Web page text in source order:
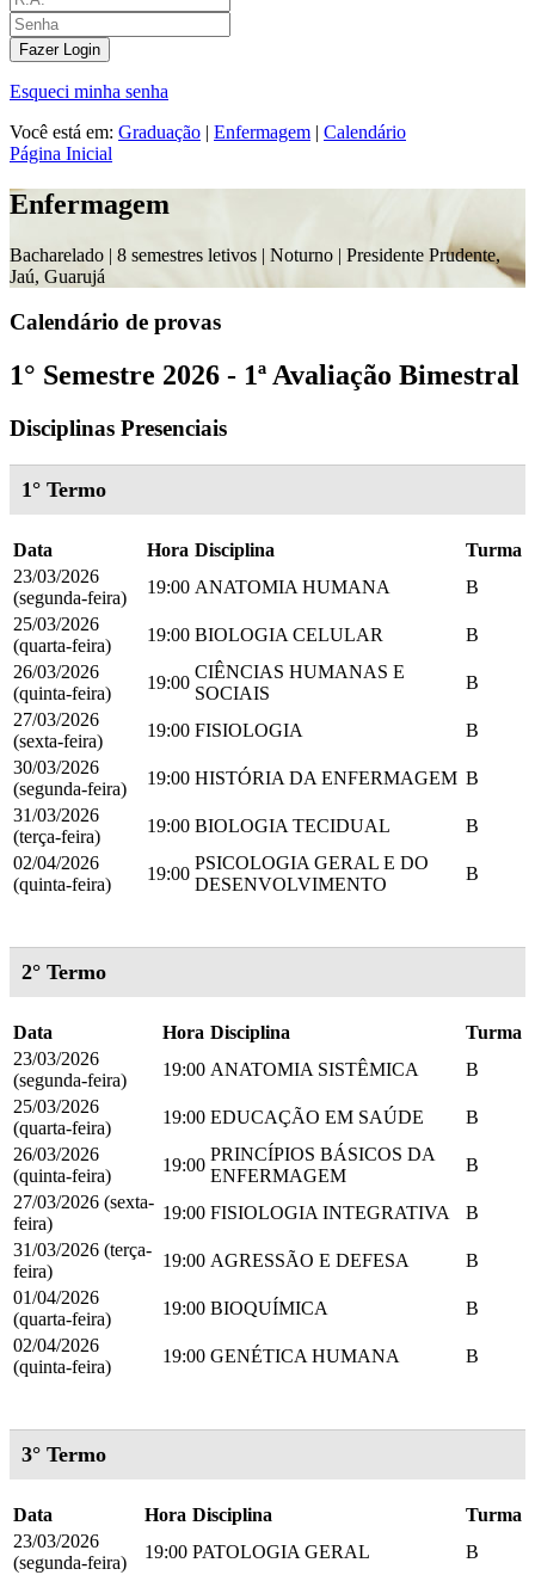
Fazer Login
Esqueci minha senha
Você está em: Graduação | Enfermagem | Calendário
Página Inicial
Enfermagem
Bacharelado | 8 semestres letivos | Noturno | Presidente Prudente,
Jaú, Guarujá
Calendário de provas
1° Semestre 2026 - 1ª Avaliação Bimestral
Disciplinas Presenciais
1° Termo
Data Hora Disciplina
Turma
23/03/2026
(segunda-feira)
19:00 ANATOMIA HUMANA
B
25/03/2026
(quarta-feira)
19:00 BIOLOGIA CELULAR
B
26/03/2026
(quinta-feira)
19:00
CIÊNCIAS HUMANAS E
SOCIAIS
B
27/03/2026
(sexta-feira)
19:00 FISIOLOGIA
B
30/03/2026
(segunda-feira)
19:00 HISTÓRIA DA ENFERMAGEM B
31/03/2026
(terça-feira)
19:00 BIOLOGIA TECIDUAL
B
02/04/2026
(quinta-feira)
19:00
PSICOLOGIA GERAL E DO
DESENVOLVIMENTO
B
2° Termo
Data Hora Disciplina
Turma
23/03/2026
(segunda-feira)
19:00 ANATOMIA SISTÊMICA
B
25/03/2026
(quarta-feira)
19:00 EDUCAÇÃO EM SAÚDE
B
26/03/2026
(quinta-feira)
19:00
PRINCÍPIOS BÁSICOS DA
ENFERMAGEM
B
27/03/2026 (sexta-
feira)
19:00 FISIOLOGIA INTEGRATIVA
B
31/03/2026 (terça-
feira)
19:00 AGRESSÃO E DEFESA
B
01/04/2026
(quarta-feira)
19:00 BIOQUÍMICA
B
02/04/2026
(quinta-feira)
19:00 GENÉTICA HUMANA B
3° Termo
Data Hora Disciplina
Turma
23/03/2026
(segunda-feira)
19:00 PATOLOGIA GERAL B